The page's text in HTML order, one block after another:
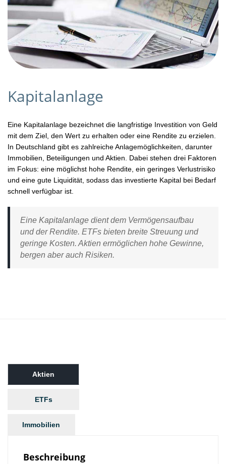
Kapitalanlage
Eine Kapitalanlage bezeichnet die langfristige Investition von Geld
mit dem Ziel, den Wert zu erhalten oder eine Rendite zu erzielen.
In Deutschland gibt es zahlreiche Anlagemöglichkeiten, darunter
Immobilien, Beteiligungen und Aktien. Dabei stehen drei Faktoren
im Fokus: eine möglichst hohe Rendite, ein geringes Verlustrisiko
und eine gute Liquidität, sodass das investierte Kapital bei Bedarf
schnell verfügbar ist.
Eine Kapitalanlage dient dem Vermögensaufbau
und der Rendite. ETFs bieten breite Streuung und
geringe Kosten. Aktien ermöglichen hohe Gewinne,
bergen aber auch Risiken.
Aktien
ETFs
Immobilien
Beschreibung